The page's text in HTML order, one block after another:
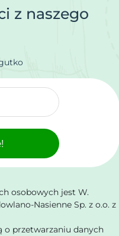
z naszego
osobowych jest W.
Nasienne Sp. z o.o. z
o przetwarzaniu danych